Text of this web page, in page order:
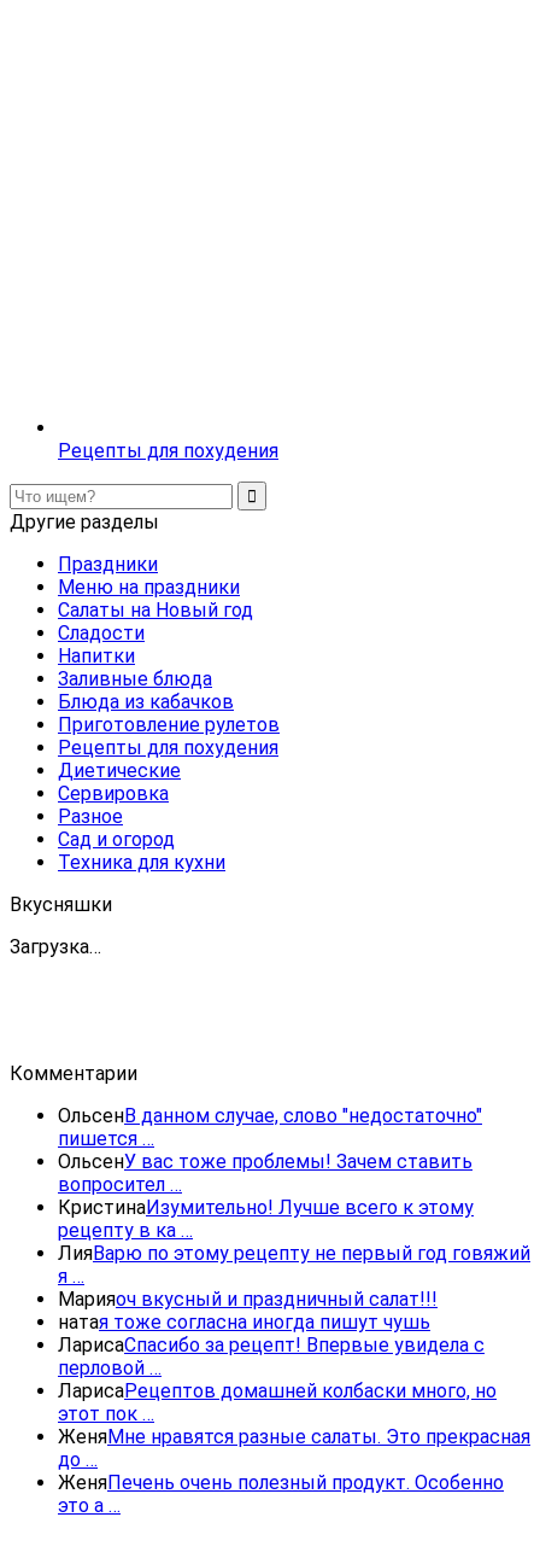
Рецепты для похудения
Другие разделы
Праздники
Меню на праздники
Салаты на Новый год
Сладости
Напитки
Заливные блюда
Блюда из кабачков
Приготовление рулетов
Рецепты для похудения
Диетические
Сервировка
Разное
Сад и огород
Техника для кухни
Вкусняшки
Загрузка…
Комментарии
ОльсенВ данном случае, слово "недостаточно"
пишется …
ОльсенУ вас тоже проблемы! Зачем ставить
вопросител …
КристинаИзумительно! Лучше всего к этому
рецепту в ка …
ЛияВарю по этому рецепту не первый год говяжий
я …
Марияоч вкусный и праздничный салат!!!
натая тоже согласна иногда пишут чушь
ЛарисаСпасибо за рецепт! Впервые увидела с
перловой …
ЛарисаРецептов домашней колбаски много, но
этот пок …
ЖеняМне нравятся разные салаты. Это прекрасная
до …
ЖеняПечень очень полезный продукт. Особенно
это а …